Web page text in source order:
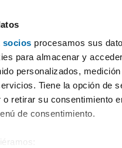
socios procesamos sus
para almacenar y
personalizados,
Tiene la opción de
retirar su consentimiento
de consentimiento.
en La Comunidad, que